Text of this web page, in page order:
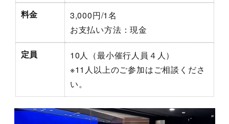
料金
3,000円/1名
お支払い方法：現金
定員
10人（最小催行人員４人）
※11人以上のご参加はご相談くださ
い。